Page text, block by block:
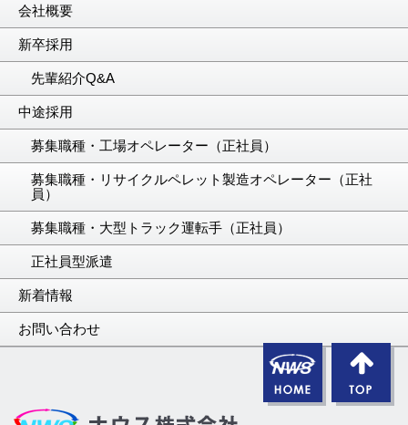
会社概要
新卒採用
先輩紹介Q&A
中途採用
募集職種・工場オペレーター（正社員）
募集職種・リサイクルペレット製造オペレーター（正社
員）
募集職種・大型トラック運転手（正社員）
正社員型派遣
新着情報
お問い合わせ